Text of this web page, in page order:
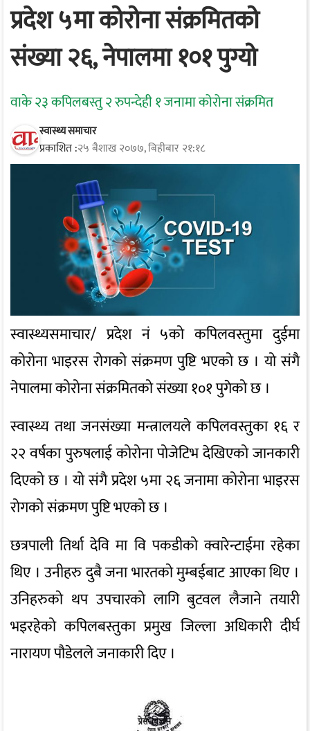
प्रदेश ५मा कोरोना संक्रमितको
संख्या २६, नेपालमा १०१ पुग्यो
वाके २३ कपिलबस्तु २ रुपन्देही १ जनामा कोरोना संक्रमित
स्वास्थ्य समाचार
प्रकाशित :२५ बैशाख २०७७, बिहीबार २१:१८
स्वास्थ्यसमाचार/ प्रदेश नं ५को कपिलवस्तुमा दुईमा
कोरोना भाइरस रोगको संक्रमण पुष्टि भएको छ । यो संगै
नेपालमा कोरोना संक्रमितको संख्या १०१ पुगेको छ ।
स्वास्थ्य तथा जनसंख्या मन्त्रालयले कपिलवस्तुका १६ र
२२ वर्षका पुरुषलाई कोरोना पोजेटिभ देखिएको जानकारी
दिएको छ । यो संगै प्रदेश ५मा २६ जनामा कोरोना भाइरस
रोगको संक्रमण पुष्टि भएको छ ।
छत्रपाली तिर्था देवि मा वि पकडीको क्वारेन्टाईमा रहेका
थिए । उनीहरु दुबै जना भारतको मुम्बईबाट आएका थिए ।
उनिहरुको थप उपचारको लागि बुटवल लैजाने तयारी
भइरहेको कपिलबस्तुका प्रमुख जिल्ला अधिकारी दीर्घ
नारायण पौडेलले जनाकारी दिए ।